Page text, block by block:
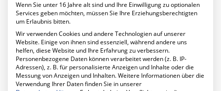
Digitaler Wandel im Unternehmen
Ihr Projekt mit uns
IT Services
Planung und Betrieb
IT Managed Services
Ihr Projekt mit uns
Cyber Security
Mehr Sicherheit für Ihr Unternehmen
Förderprogramm MID-Digitale Sicherheit
Ihr Projekt mit uns
Wenn Sie unter 16 Jahre alt sind und Ihre Einwilligung zu optionalen
Services geben möchten, müssen Sie Ihre Erziehungsberechtigten
um Erlaubnis bitten.
Wir verwenden Cookies und andere Technologien auf unserer
Website. Einige von ihnen sind essenziell, während andere uns
helfen, diese Website und Ihre Erfahrung zu verbessern.
Personenbezogene Daten können verarbeitet werden (z. B. IP-
Adressen), z. B. für personalisierte Anzeigen und Inhalte oder die
Messung von Anzeigen und Inhalten.Weitere Informationen über die
Verwendung Ihrer Daten finden Sie in unserer